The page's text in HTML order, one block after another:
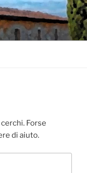
Forse
di aiuto.